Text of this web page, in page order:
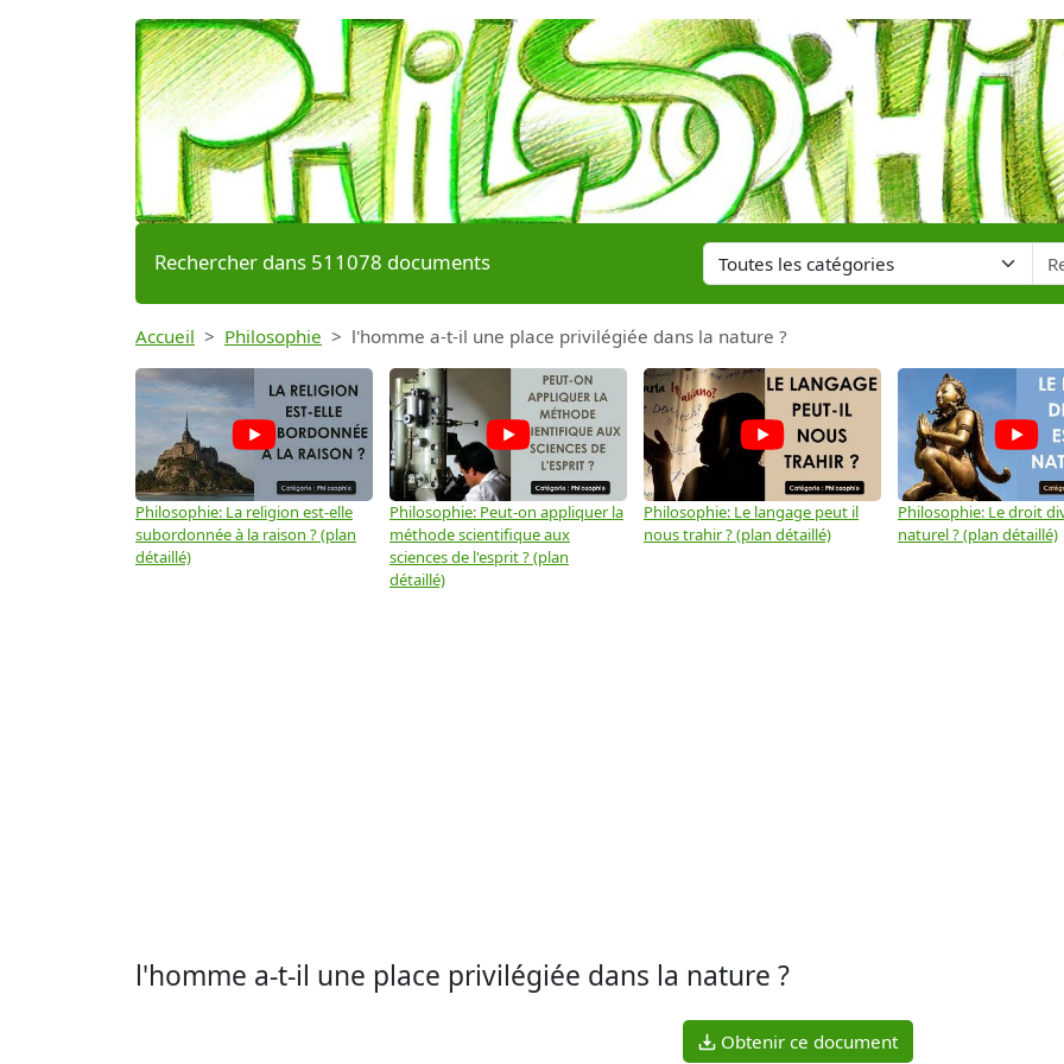
Rechercher dans 511078 documents
Accueil Philosophie l'homme a-t-il une place privilégiée dans la nature ?
Philosophie: La religion est-elle
subordonnée à la raison ? (plan
détaillé)
Philosophie: Peut-on appliquer la
méthode scientifique aux
sciences de l'esprit ? (plan
détaillé)
Philosophie: Le langage peut il
nous trahir ? (plan détaillé)
Philosophie: Le droit
naturel ? (plan détaillé)
l'homme a-t-il une place privilégiée dans la nature ?
Obtenir ce document